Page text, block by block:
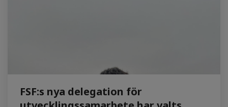
FSF:s nya delegation för